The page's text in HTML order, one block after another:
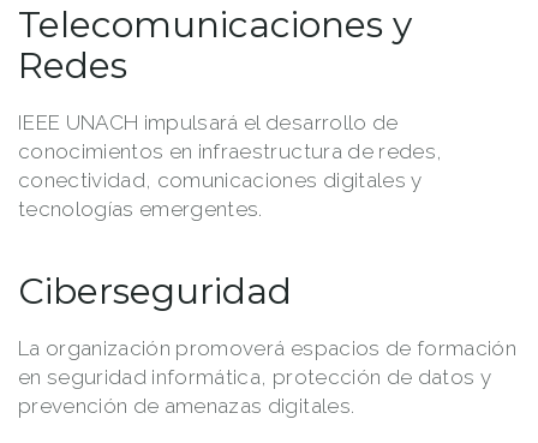
Telecomunicaciones y
Redes
IEEE UNACH impulsará el desarrollo de
conocimientos en infraestructura de redes,
conectividad, comunicaciones digitales y
tecnologías emergentes.
Ciberseguridad
La organización promoverá espacios de formación
en seguridad informática, protección de datos y
prevención de amenazas digitales.